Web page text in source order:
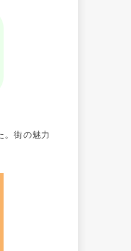
。街の魅力